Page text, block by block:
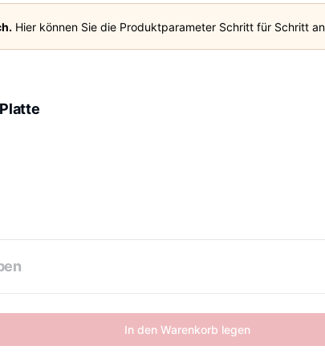
Hier können Sie die Produktparameter Schritt für Schritt
In den Warenkorb legen